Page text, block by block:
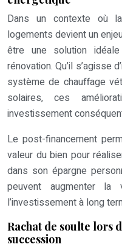
Dans un contexte où
logements devient un
être une solution
rénovation. Qu’il s’agisse
système de chauffage
solaires, ces
investissement
Le post-financement
valeur du bien pour
dans son épargne
peuvent augmenter la
l’investissement à long
Rachat de soulte lors
succession